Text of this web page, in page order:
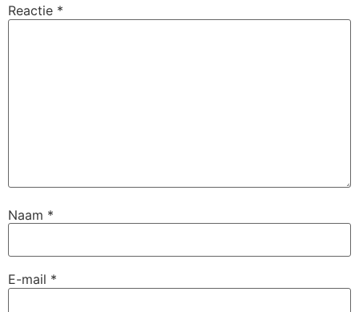
Reactie *
Naam *
E-mail *